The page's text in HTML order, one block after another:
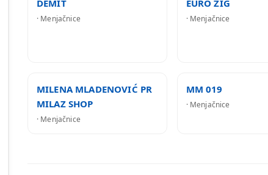
DEMIT
· Menjačnice
EURO ŽIG
· Menjačnice
MILENA MLADENOVIĆ PR
MILAZ SHOP
· Menjačnice
MM 019
· Menjačnice